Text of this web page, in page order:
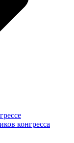
конгресса